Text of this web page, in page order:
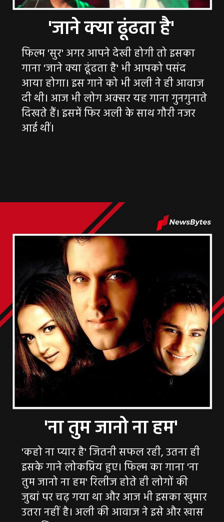
फिल्म 'सुर' अगर आपने देखी होगी तो इसका
गाना 'जाने क्या ढूंढता है' भी आपको पसंद
आया होगा। इस गाने को भी अली ने ही आवाज
दी थी। आज भी लोग अक्सर यह गाना गुनगुनाते
दिखते हैं। इसमें फिर अली के साथ गौरी नजर
'कहो ना प्यार है' जितनी सफल रही, उतना ही
इसके गाने लोकप्रिय हुए। फिल्म का गाना 'ना
तुम जानो ना हम' रिलीज होते ही लोगों की
जुबां पर चढ़ गया था और आज भी इसका खुमार
उतरा नहीं है। अली की आवाज ने इसे और खास